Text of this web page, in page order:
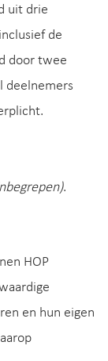
uit drie
de
door twee
deelnemers
.
HOP
en hun eigen